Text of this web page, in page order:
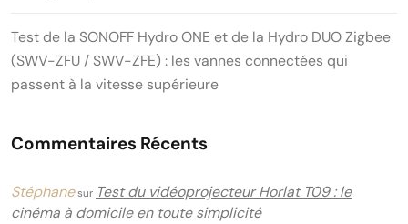
Test de la SONOFF Hydro ONE et de la Hydro DUO Zigbee
(SWV-ZFU / SWV-ZFE) : les vannes connectées qui
passent à la vitesse supérieure
Commentaires Récents
Stéphanesur Test du vidéoprojecteur Horlat T09 : le
cinéma à domicile en toute simplicité